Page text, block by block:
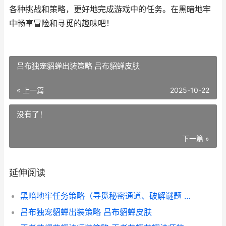
各种挑战和策略，更好地完成游戏中的任务。在黑暗地牢
中畅享冒险和寻觅的趣味吧！
吕布独宠貂蝉出装策略 吕布貂蝉皮肤
« 上一篇 2025-10-22
没有了！
下一篇 »
延伸阅读
黑暗地牢任务策略（寻觅秘密通道、破解谜题 黑暗地牢任务策略怎么做
吕布独宠貂蝉出装策略 吕布貂蝉皮肤